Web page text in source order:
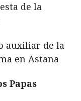
de la
auxiliar de la
en Astana
Papas